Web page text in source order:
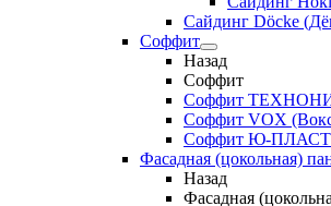
Сайдинг Döcke
Соффит
Назад
Соффит
Соффит
Соффит VOX
Соффит Ю-ПЛАСТ
Фасадная (цокольная)
Назад
Фасадная